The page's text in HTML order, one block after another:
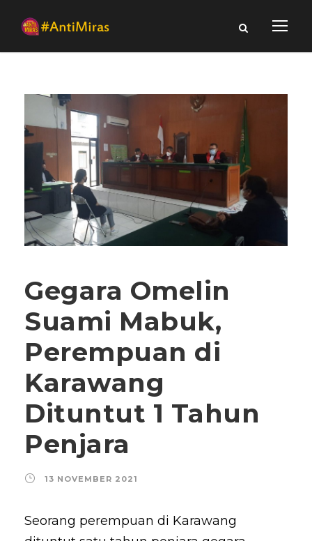
Gegara Omelin
Suami Mabuk,
Perempuan di
Karawang
Dituntut 1 Tahun
Penjara
13 NOVEMBER 2021
Seorang perempuan di Karawang